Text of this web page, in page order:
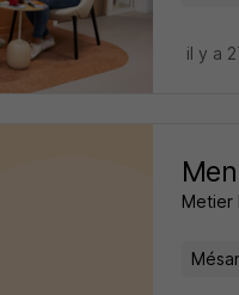
il y a
Metier